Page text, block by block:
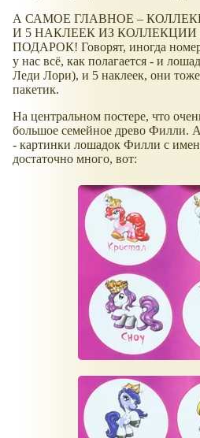
А САМОЕ ГЛАВНОЕ –
И 5 НАКЛЕЕК ИЗ КОЛЛЕКЦИИ
ПОДАРОК! Говорят, иногда
у нас всё, как полагается - и
Леди Лори), и 5 наклеек, они
пакетик.
На центральном постере, что
большое семейное древо Филли.
- картинки лошадок Филли с
достаточно много, вот: